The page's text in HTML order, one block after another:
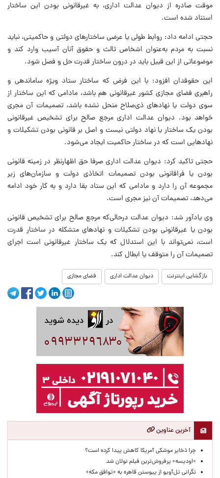
موقت صادره از دیوان عدالت اداری، به غیرقانونی بودن این ساختار
استناد شده است.
حجتی ادامه داد: روابط طولی یا عرضی ساختارهای دولتی و حاکمیتی، نباید
نسبت به مردم به‌عنوان اشخاص ثالث و حقوق آنان آسیب وارد کند و
موضوعاتی از این قبیل باید در درون ساختار قدرت حل و فصل شود.
این حقوقدان افزود: با این فرض که ساختار ستاد ویژه ساماندهی و
راهبری فضای مجازی کشور غیرقانونی هم باشد، مادامی که این ساختار از
سوی دولت یا نهادهای ذی‌صلاح منحل نشده باشد، تصمیمات آن مجری
خواهد بود. دیوان عدالت اداری مرجع صالح برای تشخیص غیرقانونی
بودن یک ساختار یا نهاد دولتی نیست و اصل بر قانونی بودن تشکیلات و
نهادهایی است که در ساختار حاکمیت ایجاد می‌شود.
حجتی تاکید کرد: دیوان عدالت اداری صرفا حق اظهارنظر در زمینه قانونی
بودن یا فراقانونی بودن تصمیمات اتخاذی دولت و سازمان‌های زیر
مجموعه آن را دارد و مادامی که این ستاد بقا دارد و به کار خود ادامه
می‌دهد، تصمیمات آن نیز مجری است‌.
وی یادآور شد: دیوان عدالت درحالی‌که مرجع صالح برای تشخیص قانونی
بودن یا غیرقانونی بودن تشکیلات و نهادهای متشکله در ساختار قدرت
است، نمی‌تواند با این استدلال که یک ساختار غیرقانونی است اجرای
تصمیمات آن را متوقف یا ابطال کند.
بازگشایی اینترنت دیوان عدالت اداری فضای مجازی
آخرین عناوین
چرا ذخایر موشکی آمریکا کاهش پیدا کرده است؟
«اودیسه» پرفروش‌ترین فیلم نولان شد
نگرانی تل‌آویو از پیوستن قاهره به «توافق مکه»